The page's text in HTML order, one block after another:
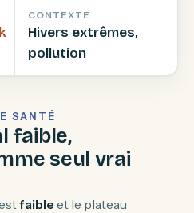
CONTEXTE
Hivers extrêmes,
pollution
SANTÉ
faible,
seul vrai
faible et le plateau